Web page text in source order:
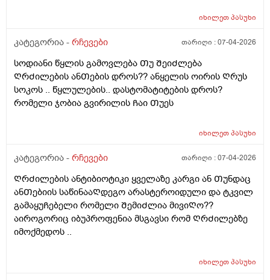
იხილეთპასუხი
კატეგორია - რჩევები თარიღი :07-04-2026
სოდიანი წყლის გამოვლება Თუ ᲨეიᲫლება
ᲦრᲫილების ანᲗების დროს?? ანყელის ოირის Ღრუს
სოკოს .. წყლულების.. დასტომატიტების დროს?
რომელი ჯობია გვირილის Ჩაი Თუეს
იხილეთპასუხი
კატეგორია - რჩევები თარიღი :07-04-2026
ᲦრᲫილების ანტიბიოტიკი ყველაზე კარგი ან Თუნდაც
ანᲗებიის საწინააᲦდეგო არასტეროიდული და ტკვილ
გამაყუᲩებელი რომელი ᲨემიᲫლია მივიᲦო??
აიროგორიც იბუპროფენია მსგავსი რომ ᲦრᲫილებზე
იმოქმედოს ..
იხილეთპასუხი